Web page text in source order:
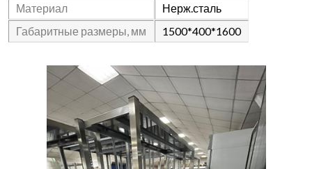
Материал
Нерж.сталь
Габаритные размеры, мм
1500*400*1600